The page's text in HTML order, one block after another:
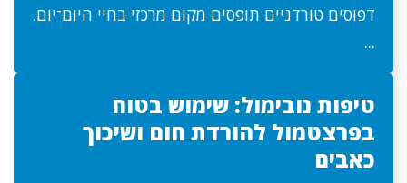
דפוסים טורדניים תופסים מקום מרכזי בחיי היום־יום.
...
טיפות נובימול: שימוש בטוח
בפרצטמול להורדת חום ושיכוך
כאבים